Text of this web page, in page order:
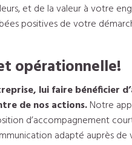
et de la valeur à votre
positives de votre
opérationnelle!
lui faire bénéficier
de nos actions.Notre
d’accompagnement
adapté auprès de